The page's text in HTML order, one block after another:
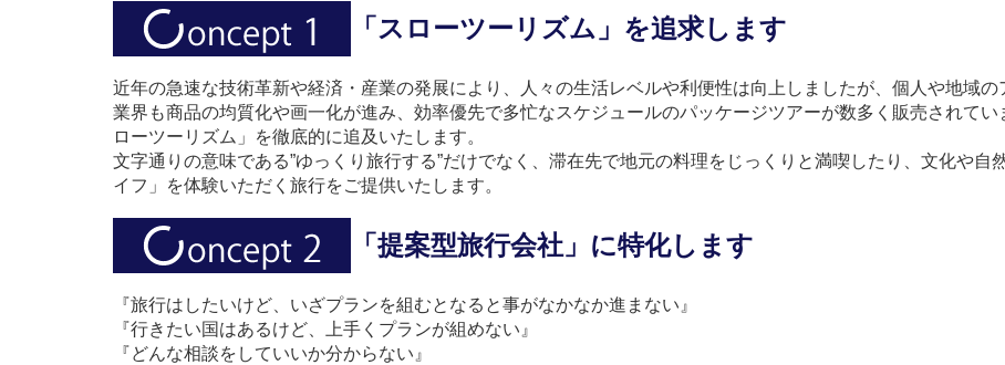
「スローツーリズム」を追求します
近年の急速な技術革新や経済・産業の発展により、人々の生活レベルや利便性は向上しましたが、個人や地域
業界も商品の均質化や画一化が進み、効率優先で多忙なスケジュールのパッケージツアーが数多く販売されてい
ローツーリズム」を徹底的に追及いたします。
文字通りの意味である”ゆっくり旅行する”だけでなく、滞在先で地元の料理をじっくりと満喫したり、文化や自
イフ」を体験いただく旅行をご提供いたします。
「提案型旅行会社」に特化します
『旅行はしたいけど、いざプランを組むとなると事がなかなか進まない』
『行きたい国はあるけど、上手くプランが組めない』
『どんな相談をしていいか分からない』